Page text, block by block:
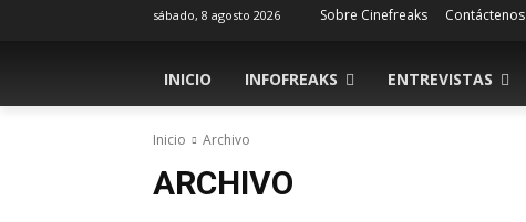
sábado, 8 agosto 2026 Sobre Cinefreaks Contáctenos
INICIO INFOFREAKS ENTREVISTAS
Inicio Archivo
ARCHIVO